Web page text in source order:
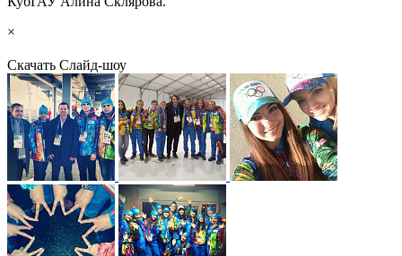
×
Скачать Слайд-шоу